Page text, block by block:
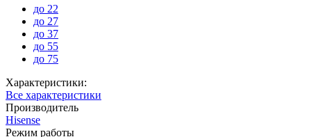
до 22
до 27
до 37
до 55
до 75
Характеристики:
Все характеристики
Производитель
Hisense
Режим работы